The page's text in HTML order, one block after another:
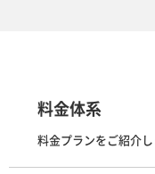
料金体系
料金プランをご紹介し